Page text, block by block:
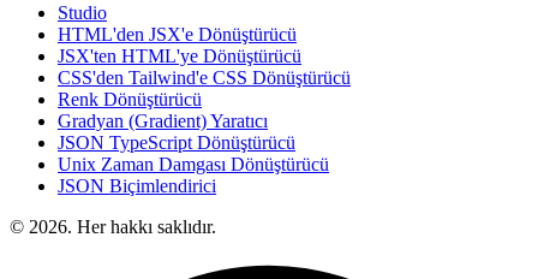
Studio
HTML'den JSX'e Dönüştürücü
JSX'ten HTML'ye Dönüştürücü
CSS'den Tailwind'e CSS Dönüştürücü
Renk Dönüştürücü
Gradyan (Gradient) Yaratıcı
JSON TypeScript Dönüştürücü
Unix Zaman Damgası Dönüştürücü
JSON Biçimlendirici
© 2026. Her hakkı saklıdır.